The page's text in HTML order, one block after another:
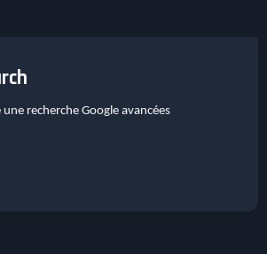
recherche Google avancées